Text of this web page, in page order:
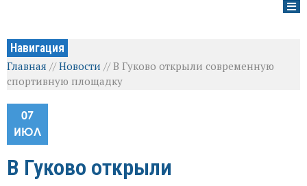
Навигация
Главная //Новости //В Гуково открыли современную
спортивную площадку
07
ИЮЛ
В Гуково открыли